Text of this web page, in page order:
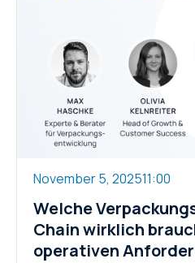
November 5, 202511:00
Welche
Chain wirklich
operativen